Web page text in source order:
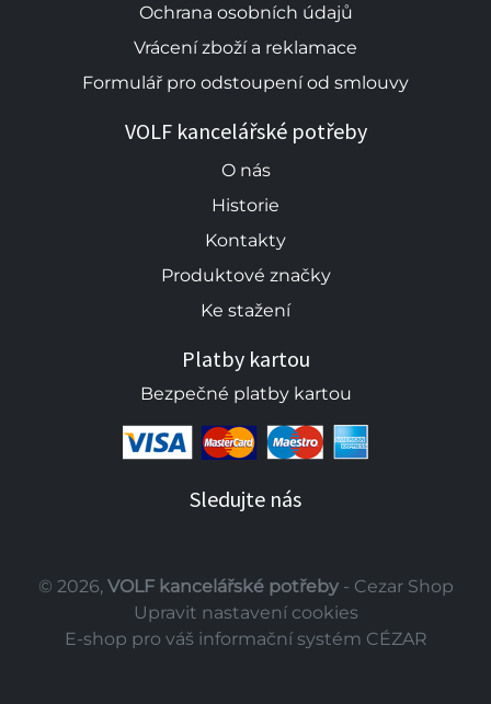
Ochrana osobních údajů
Vrácení zboží a reklamace
Formulář pro odstoupení od smlouvy
VOLF kancelářské potřeby
O nás
Historie
Kontakty
Produktové značky
Ke stažení
Platby kartou
Bezpečné platby kartou
Sledujte nás
© 2026, VOLF kancelářské potřeby- Cezar Shop
Upravit nastavení cookies
E-shop pro váš informační systém CÉZAR